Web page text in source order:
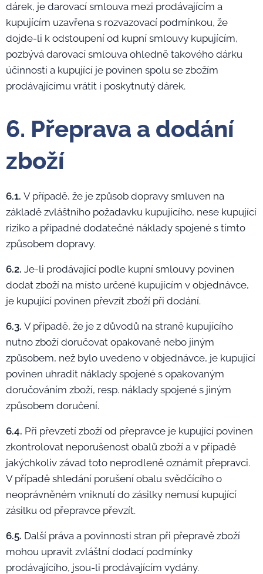
dárek, je darovací smlouva mezi prodávajícím a
kupujícím uzavřena s rozvazovací podmínkou, že
dojde-li k odstoupení od kupní smlouvy kupujícím,
pozbývá darovací smlouva ohledně takového dárku
účinnosti a kupující je povinen spolu se zbožím
prodávajícímu vrátit i poskytnutý dárek.
6. Přeprava a dodání
zboží
6.1. V případě, že je způsob dopravy smluven na
základě zvláštního požadavku kupujícího, nese kupující
riziko a případné dodatečné náklady spojené s tímto
způsobem dopravy.
6.2. Je-li prodávající podle kupní smlouvy povinen
dodat zboží na místo určené kupujícím v objednávce,
je kupující povinen převzít zboží při dodání.
6.3. V případě, že je z důvodů na straně kupujícího
nutno zboží doručovat opakovaně nebo jiným
způsobem, než bylo uvedeno v objednávce, je kupující
povinen uhradit náklady spojené s opakovaným
doručováním zboží, resp. náklady spojené s jiným
způsobem doručení.
6.4. Při převzetí zboží od přepravce je kupující povinen
zkontrolovat neporušenost obalů zboží a v případě
jakýchkoliv závad toto neprodleně oznámit přepravci.
V případě shledání porušení obalu svědčícího o
neoprávněném vniknutí do zásilky nemusí kupující
zásilku od přepravce převzít.
6.5. Další práva a povinnosti stran při přepravě zboží
mohou upravit zvláštní dodací podmínky
prodávajícího, jsou-li prodávajícím vydány.